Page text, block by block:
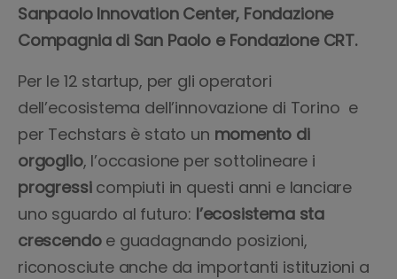
Sanpaolo Innovation Center, Fondazione
Compagnia di San Paolo e Fondazione CRT.
Per le 12 startup, per gli operatori
dell’ecosistema dell’innovazione di Torino e
per Techstars è stato un momento di
orgoglio, l’occasione per sottolineare i
progressicompiuti in questi anni e lanciare
uno sguardo al futuro: l’ecosistema sta
crescendoe guadagnando posizioni,
riconosciute anche da importanti istituzioni a